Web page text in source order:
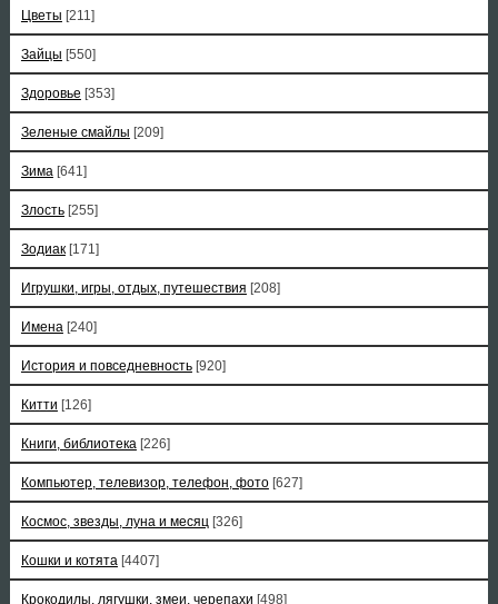
Цветы [211]
Зайцы [550]
Здоровье [353]
Зеленые смайлы [209]
Зима [641]
Злость [255]
Зодиак [171]
Игрушки, игры, отдых, путешествия [208]
Имена [240]
История и повседневность [920]
Китти [126]
Книги, библиотека [226]
Компьютер, телевизор, телефон, фото [627]
Космос, звезды, луна и месяц [326]
Кошки и котята [4407]
Крокодилы, лягушки, змеи, черепахи [498]